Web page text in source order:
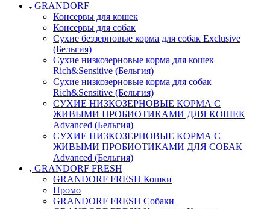
GRANDORF
Консервы для кошек
Консервы для собак
Сухие беззерновые корма для собак Exclusive
(Бельгия)
Сухие низкозерновые корма для кошек
Rich&Sensitive (Бельгия)
Сухие низкозерновые корма для собак
Rich&Sensitive (Бельгия)
СУХИЕ НИЗКОЗЕРНОВЫЕ КОРМА С
ЖИВЫМИ ПРОБИОТИКАМИ ДЛЯ КОШЕК
Advanced (Бельгия)
СУХИЕ НИЗКОЗЕРНОВЫЕ КОРМА С
ЖИВЫМИ ПРОБИОТИКАМИ ДЛЯ СОБАК
Advanced (Бельгия)
GRANDORF FRESH
GRANDORF FRESH Кошки
Промо
GRANDORF FRESH Собаки